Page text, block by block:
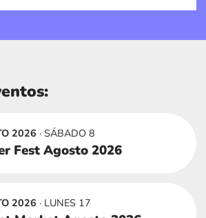
2026 · SÁBADO 8
Fest Agosto 2026
2026 · LUNES 17